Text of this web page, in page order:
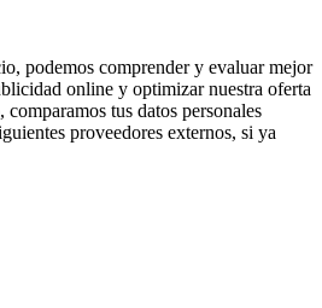
podemos comprender y evaluar mejor
online y optimizar nuestra oferta
tus datos personales
proveedores externos, si ya